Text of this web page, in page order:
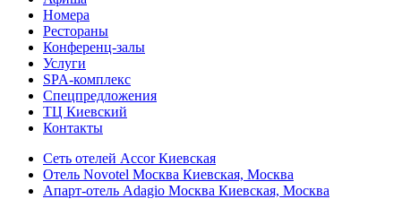
Номера
Рестораны
Конференц-залы
Услуги
SPA-комплекс
Спецпредложения
ТЦ Киевский
Контакты
Сеть отелей Accor Киевская
Отель Novotel Москва Киевская, Москва
Апарт-отель Adagio Москва Киевская, Москва